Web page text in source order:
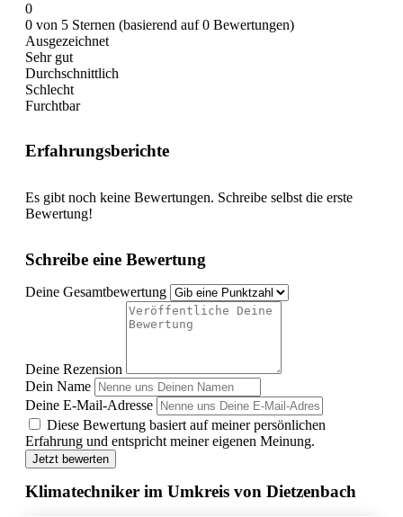
0
0 von 5 Sternen (basierend auf 0 Bewertungen)
Ausgezeichnet
Sehr gut
Durchschnittlich
Schlecht
Furchtbar
Erfahrungsberichte
Es gibt noch keine Bewertungen. Schreibe selbst die erste
Bewertung!
Schreibe eine Bewertung
Deine Gesamtbewertung
Deine Rezension
Dein Name
Deine E-Mail-Adresse
Diese Bewertung basiert auf meiner persönlichen
Erfahrung und entspricht meiner eigenen Meinung.
Jetzt bewerten
Klimatechniker im Umkreis von Dietzenbach